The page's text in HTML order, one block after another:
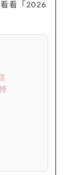
看「2026